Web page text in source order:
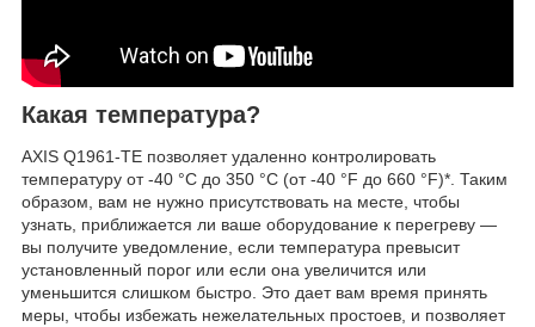
Какая температура?
AXIS Q1961-TE позволяет удаленно контролировать
температуру от -40 °C до 350 °C (от -40 °F до 660 °F)*. Таким
образом, вам не нужно присутствовать на месте, чтобы
узнать, приближается ли ваше оборудование к перегреву —
вы получите уведомление, если температура превысит
установленный порог или если она увеличится или
уменьшится слишком быстро. Это дает вам время принять
меры, чтобы избежать нежелательных простоев, и позволяет